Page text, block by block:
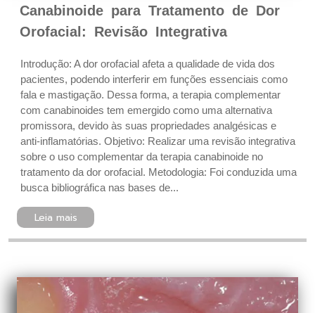
Canabinoide para Tratamento de Dor
Orofacial: Revisão Integrativa
Introdução: A dor orofacial afeta a qualidade de vida dos
pacientes, podendo interferir em funções essenciais como
fala e mastigação. Dessa forma, a terapia complementar
com canabinoides tem emergido como uma alternativa
promissora, devido às suas propriedades analgésicas e
anti-inflamatórias. Objetivo: Realizar uma revisão integrativa
sobre o uso complementar da terapia canabinoide no
tratamento da dor orofacial. Metodologia: Foi conduzida uma
busca bibliográfica nas bases de...
Leia mais